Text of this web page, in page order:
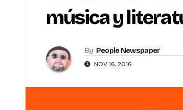
música y
By People Newspaper
NOV 16, 2016